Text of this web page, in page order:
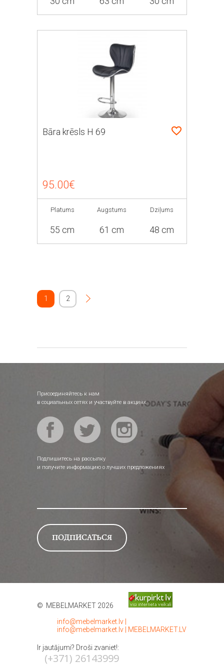
Bāra krēsls H 69
95.00€
Platums
55 cm
Augstums
61 cm
Dziļums
48 cm
1 2
Присоединяйтесь к нам
в социальных сетях и участвуйте в акциях
Подпишитесь на рассылку
и получите информацию о лучших предложениях
© MEBELMARKET 2026
info@mebelmarket.lv
info@mebelmarket.lv
MEBELMARKET.LV
Ir jautājumi? Droši zvaniet!:
(+371) 26143999